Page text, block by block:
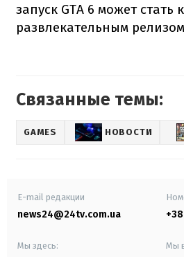
запуск GTA 6 может
развлекательным
Связанные темы:
GAMES НОВОСТИ
E-mail редакции
news24@24tv.com.ua
Мы здесь: Мы